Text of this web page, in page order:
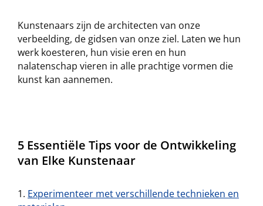
Kunstenaars zijn de architecten van onze
verbeelding, de gidsen van onze ziel. Laten we hun
werk koesteren, hun visie eren en hun
nalatenschap vieren in alle prachtige vormen die
kunst kan aannemen.
5 Essentiële Tips voor de Ontwikkeling
van Elke Kunstenaar
Experimenteer met verschillende technieken en